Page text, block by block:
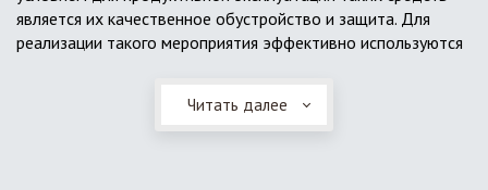
является их качественное обустройство и защита. Для
реализации такого мероприятия эффективно используются
Главное и неоспоримое преимущество кессонов – это
возможность эксплуатации в условиях пониженных
Читать далее